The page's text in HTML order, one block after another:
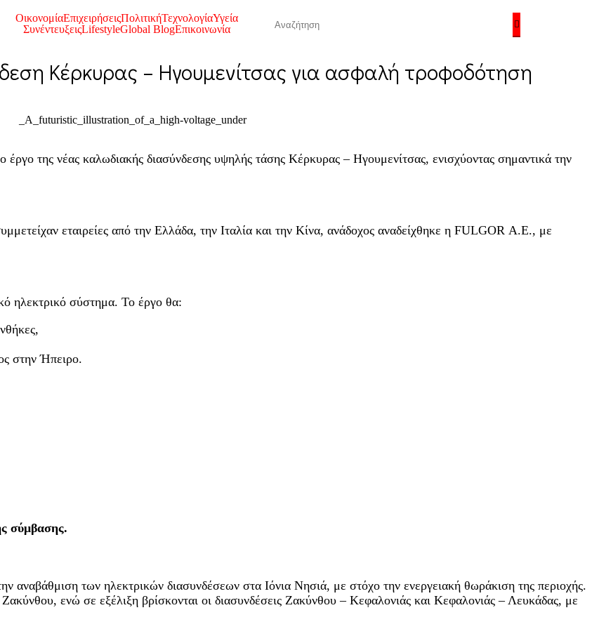
ΟικονομίαΕπιχειρήσειςΠολιτικήΤεχνολογίαΥγεία
ΣυνέντευξειςLifestyleGlobal BlogΕπικοινωνία
Κέρκυρας – Ηγουμενίτσας για ασφαλή τροφοδότηση
της νέας καλωδιακής διασύνδεσης υψηλής τάσης Κέρκυρας – Ηγουμενίτσας, ενισχύοντας σημαντικά την
εταιρείες από την Ελλάδα, την Ιταλία και την Κίνα, ανάδοχος αναδείχθηκε η FULGOR Α.Ε., με
ηλεκτρικό σύστημα. Το έργο θα:
στην Ήπειρο.
σύμβασης.
των ηλεκτρικών διασυνδέσεων στα Ιόνια Νησιά, με στόχο την ενεργειακή θωράκιση της περιοχής.
ενώ σε εξέλιξη βρίσκονται οι διασυνδέσεις Ζακύνθου – Κεφαλονιάς και Κεφαλονιάς – Λευκάδας, με